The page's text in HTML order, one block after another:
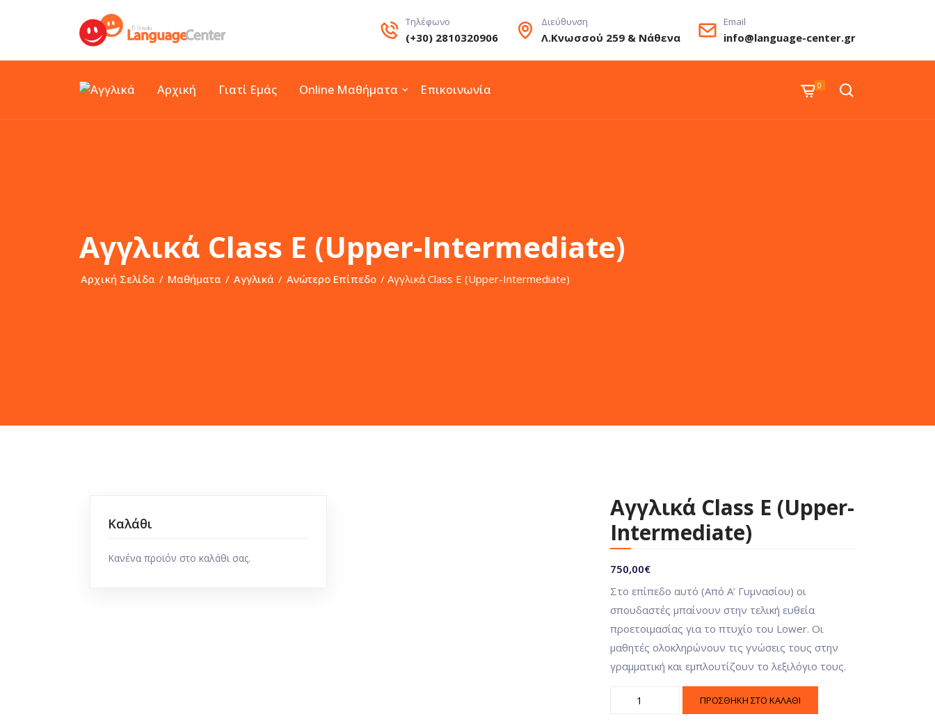
Τηλέφωνο
(+30) 2810320906
Διεύθυνση
Λ.Κνωσσού 259 & Νάθενα
Email
info@language-center.gr
Αρχική Γιατί Εμάς Online Μαθήματα Επικοινωνία 0
Αγγλικά Class Ε (Upper-Intermediate)
Αρχική Σελίδα / Μαθήματα / Αγγλικά / Ανώτερο Επίπεδο / Αγγλικά Class Ε (Upper-Intermediate)
Καλάθι
Κανένα προϊόν στο καλάθι σας.
Αγγλικά Class Ε (Upper-
Intermediate)
750,00€
Στο επίπεδο αυτό (Από Α’ Γυμνασίου) οι
σπουδαστές μπαίνουν στην τελική ευθεία
προετοιμασίας για το πτυχίο του Lower. Οι
μαθητές ολοκληρώνουν τις γνώσεις τους στην
γραμματική και εμπλουτίζουν το λεξιλόγιο τους.
ΠΡΟΣΘΉΚΗ ΣΤΟ ΚΑΛΆΘΙ